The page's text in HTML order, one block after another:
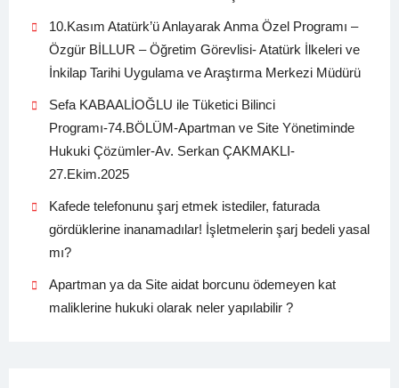
10.Kasım Atatürk’ü Anlayarak Anma Özel Programı –
Özgür BİLLUR – Öğretim Görevlisi- Atatürk İlkeleri ve
İnkilap Tarihi Uygulama ve Araştırma Merkezi Müdürü
Sefa KABAALİOĞLU ile Tüketici Bilinci
Programı-74.BÖLÜM-Apartman ve Site Yönetiminde
Hukuki Çözümler-Av. Serkan ÇAKMAKLI-
27.Ekim.2025
Kafede telefonunu şarj etmek istediler, faturada
gördüklerine inanamadılar! İşletmelerin şarj bedeli yasal
mı?
Apartman ya da Site aidat borcunu ödemeyen kat
maliklerine hukuki olarak neler yapılabilir ?